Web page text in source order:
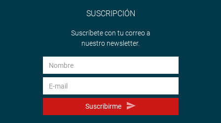
SUSCRIPCIÓN
Suscríbete con tu correo a
nuestro newsletter.
Suscribirme